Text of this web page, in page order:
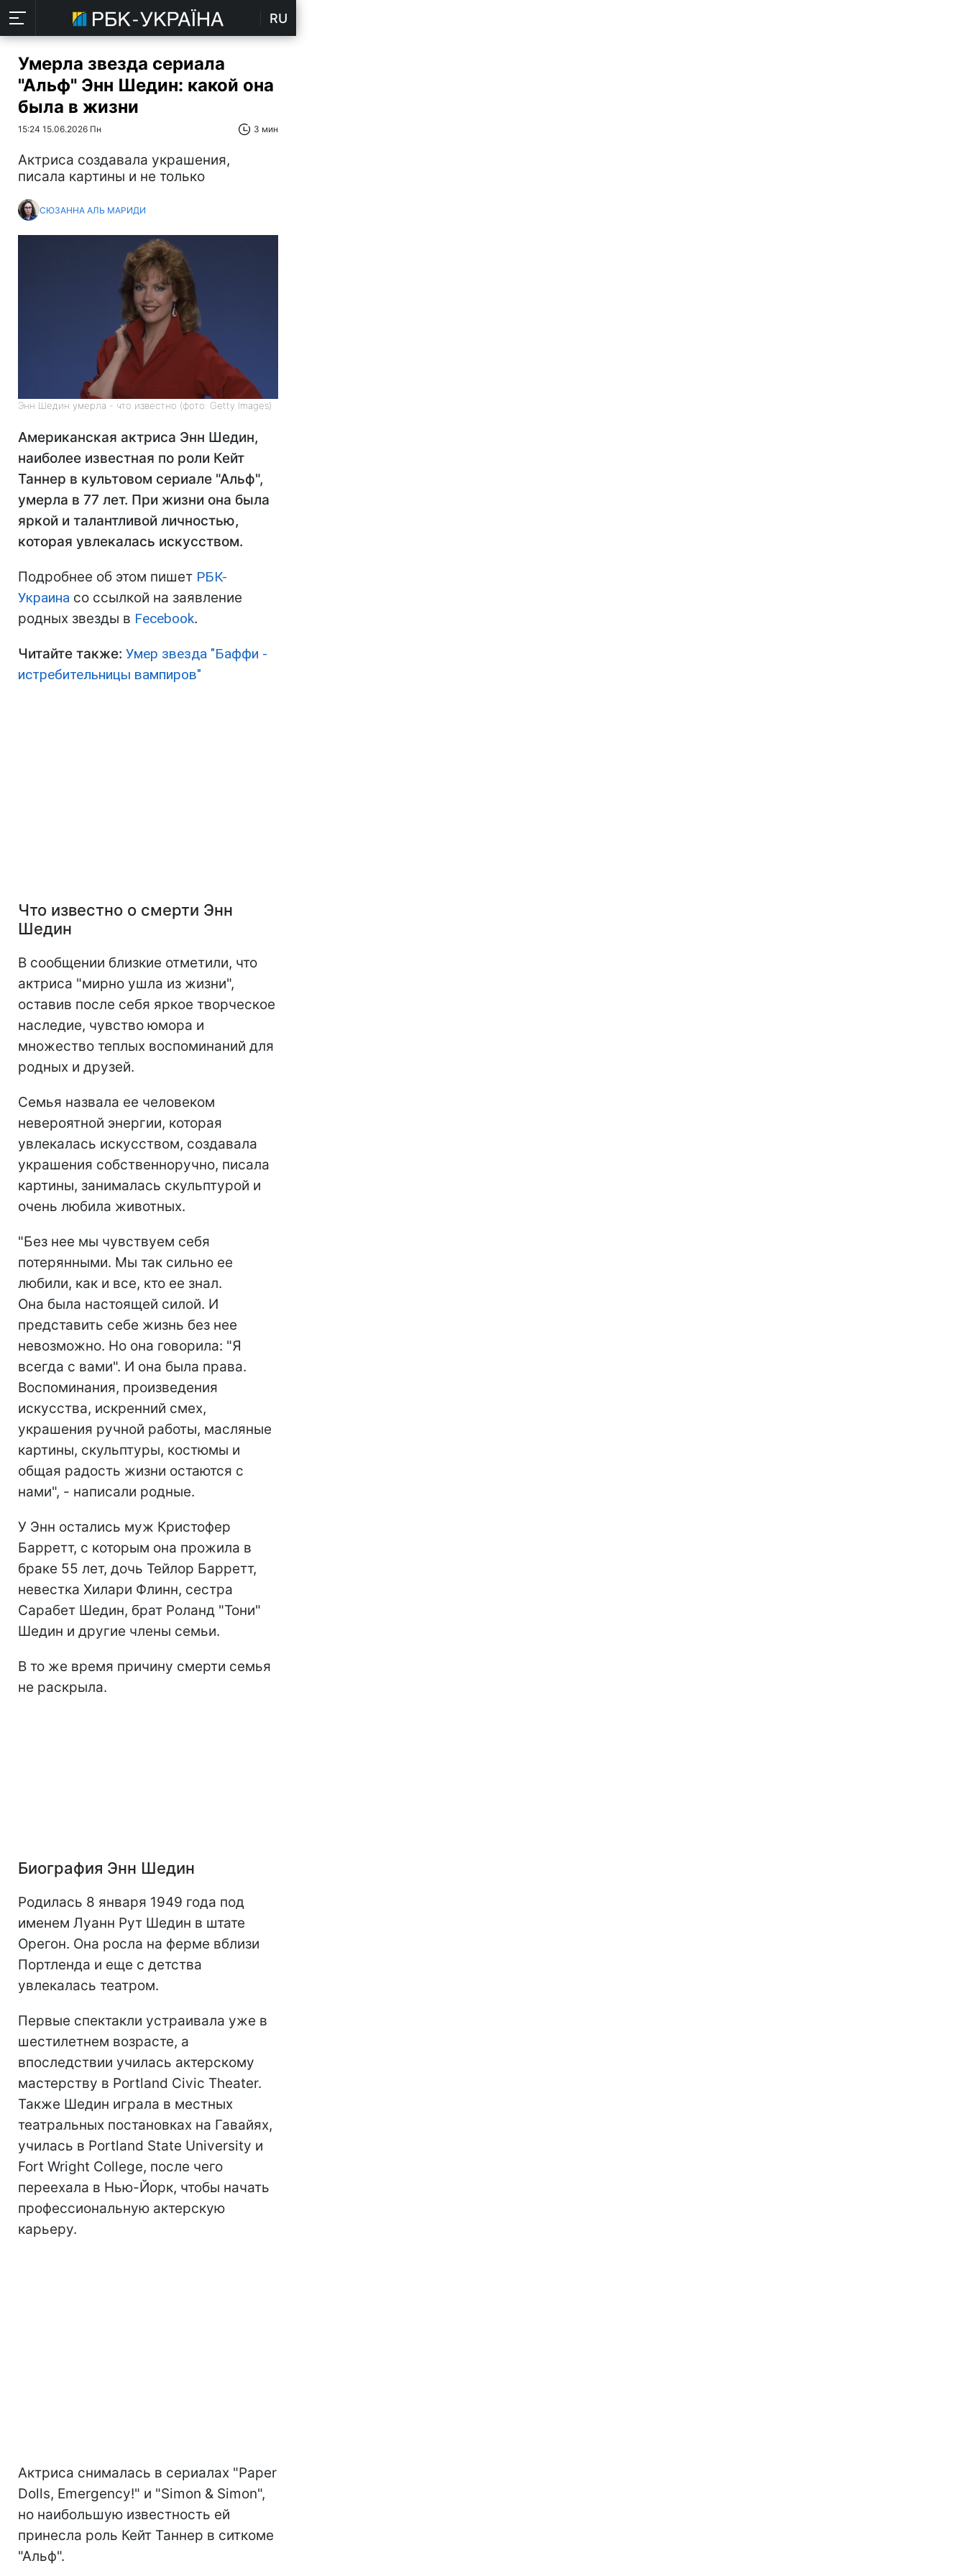
RU
Умерла звезда сериала
"Альф" Энн Шедин: какой она
была в жизни
15:24 15.06.2026 Пн 3 мин
Актриса создавала украшения,
писала картины и не только
СЮЗАННА АЛЬ МАРИДИ
Энн Шедин умерла - что известно (фото: Getty Images)
Американская актриса Энн Шедин,
наиболее известная по роли Кейт
Таннер в культовом сериале "Альф",
умерла в 77 лет. При жизни она была
яркой и талантливой личностью,
которая увлекалась искусством.
Подробнее об этом пишет РБК-
Украина со ссылкой на заявление
родных звезды в Fecebook.
Читайте также: Умер звезда "Баффи -
истребительницы вампиров"
Что известно о смерти Энн
Шедин
В сообщении близкие отметили, что
актриса "мирно ушла из жизни",
оставив после себя яркое творческое
наследие, чувство юмора и
множество теплых воспоминаний для
родных и друзей.
Семья назвала ее человеком
невероятной энергии, которая
увлекалась искусством, создавала
украшения собственноручно, писала
картины, занималась скульптурой и
очень любила животных.
"Без нее мы чувствуем себя
потерянными. Мы так сильно ее
любили, как и все, кто ее знал.
Она была настоящей силой. И
представить себе жизнь без нее
невозможно. Но она говорила: "Я
всегда с вами". И она была права.
Воспоминания, произведения
искусства, искренний смех,
украшения ручной работы, масляные
картины, скульптуры, костюмы и
общая радость жизни остаются с
нами", - написали родные.
У Энн остались муж Кристофер
Барретт, с которым она прожила в
браке 55 лет, дочь Тейлор Барретт,
невестка Хилари Флинн, сестра
Сарабет Шедин, брат Роланд "Тони"
Шедин и другие члены семьи.
В то же время причину смерти семья
не раскрыла.
Биография Энн Шедин
Родилась 8 января 1949 года под
именем Луанн Рут Шедин в штате
Орегон. Она росла на ферме вблизи
Портленда и еще с детства
увлекалась театром.
Первые спектакли устраивала уже в
шестилетнем возрасте, а
впоследствии училась актерскому
мастерству в Portland Civic Theater.
Также Шедин играла в местных
театральных постановках на Гавайях,
училась в Portland State University и
Fort Wright College, после чего
переехала в Нью-Йорк, чтобы начать
профессиональную актерскую
карьеру.
Актриса снималась в сериалах "Paper
Dolls, Emergency!" и "Simon & Simon",
но наибольшую известность ей
принесла роль Кейт Таннер в ситкоме
"Альф".